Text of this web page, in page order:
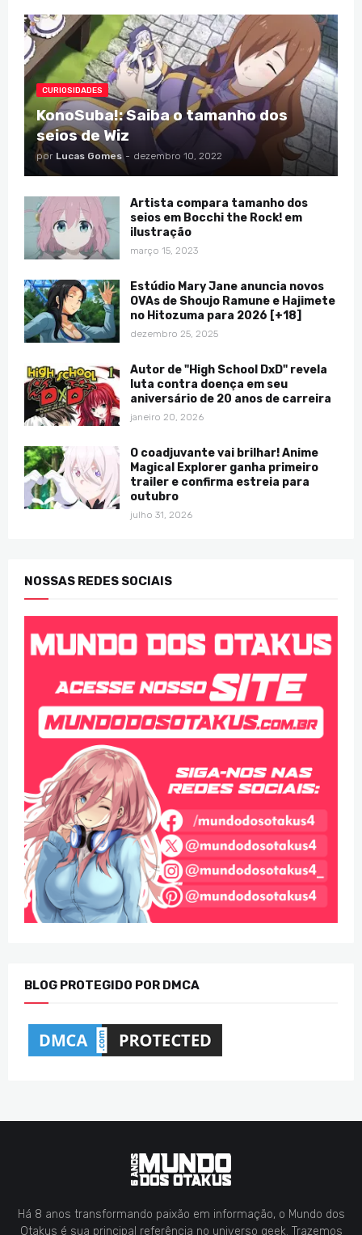
CURIOSIDADES
KonoSuba!: Saiba o tamanho dos
seios de Wiz
por Lucas Gomes - dezembro 10, 2022
Artista compara tamanho dos
seios em Bocchi the Rock! em
ilustração
março 15, 2023
Estúdio Mary Jane anuncia novos
OVAs de Shoujo Ramune e Hajimete
no Hitozuma para 2026 [+18]
dezembro 25, 2025
Autor de "High School DxD" revela
luta contra doença em seu
aniversário de 20 anos de carreira
janeiro 20, 2026
O coadjuvante vai brilhar! Anime
Magical Explorer ganha primeiro
trailer e confirma estreia para
outubro
julho 31, 2026
NOSSAS REDES SOCIAIS
BLOG PROTEGIDO POR DMCA
Há 8 anos transformando paixão em informação, o Mundo dos
Otakus é sua principal referência no universo geek. Trazemos